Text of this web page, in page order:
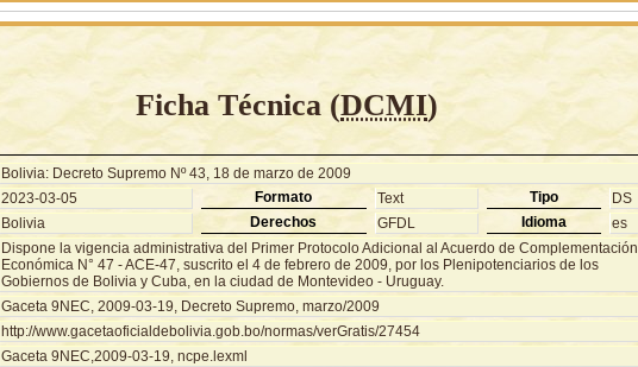
Ficha Técnica (DCMI)
Bolivia: Decreto Supremo Nº 43, 18 de marzo de 2009
2023-03-05 Formato Text Tipo
DS
Bolivia Derechos GFDL Idioma es
Dispone la vigencia administrativa del Primer Protocolo Adicional al Acuerdo de Complementación
Económica N° 47 - ACE-47, suscrito el 4 de febrero de 2009, por los Plenipotenciarios de los
Gobiernos de Bolivia y Cuba, en la ciudad de Montevideo - Uruguay.
Gaceta 9NEC, 2009-03-19, Decreto Supremo, marzo/2009
http://www.gacetaoficialdebolivia.gob.bo/normas/verGratis/27454
Gaceta 9NEC,2009-03-19, ncpe.lexml